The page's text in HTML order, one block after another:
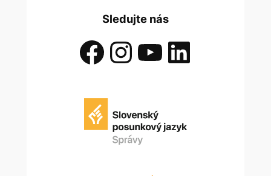
Sledujte nás
Facebook InstagramYouTube LinkedIn